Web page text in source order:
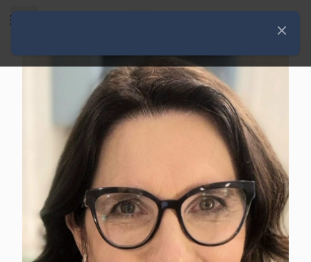
Zamknij